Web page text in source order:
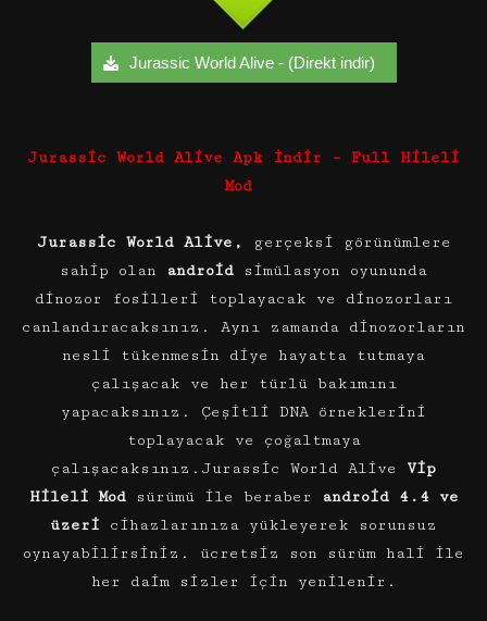
Jurassic World Alive - (Direkt indir)
Jurassic World Alive Apk İndir – Full Hileli
Mod
Jurassic World Alive,
gerçeksi görünümlere
sahip olan
android simülasyon oyununda
dinozor fosilleri toplayacak ve dinozorları
canlandıracaksınız. Aynı zamanda dinozorların
nesli tükenmesin diye hayatta tutmaya
çalışacak ve her türlü bakımını
yapacaksınız. Çeşitli DNA örneklerini
toplayacak ve çoğaltmaya
çalışacaksınız.Jurassic World Alive Vip
Hileli Modsürümü ile beraber
android 4.4 ve
üzeri cihazlarınıza yükleyerek sorunsuz
oynayabilirsiniz. ücretsiz son sürüm hali ile
her daim sizler için yenilenir.